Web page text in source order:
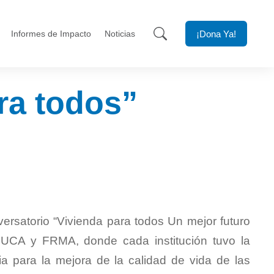
Informes de Impacto Noticias ¡Dona Ya!
todos”
“Vivienda para todos Un mejor futuro
y FRMA, donde cada institución tuvo la
para la mejora de la calidad de vida de las